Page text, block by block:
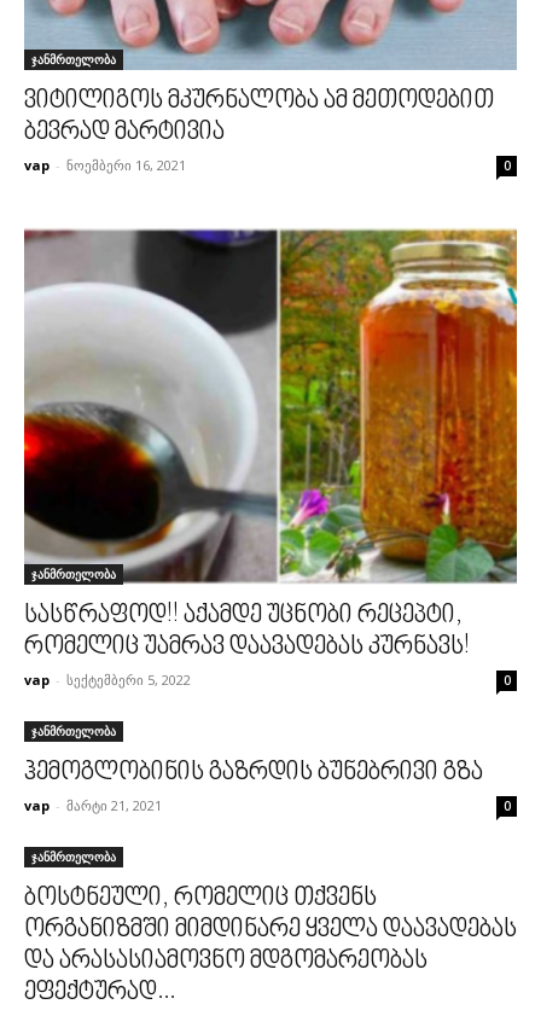
ჯანმრთელობა
ვიტილიგოს მკურნალობა ამ მეთოდებით
ბევრად მარტივია
vap - ნოემბერი 16, 2021 0
ჯანმრთელობა
სასწრაფოდ!! აქამდე უცნობი რეცეპტი,
რომელიც უამრავ დაავადებას კურნავს!
vap - სექტემბერი 5, 2022 0
ჯანმრთელობა
ჰემოგლობინის გაზრდის ბუნებრივი გზა
vap - მარტი 21, 2021 0
ჯანმრთელობა
ბოსტნეული, რომელიც თქვენს
ორგანიზმში მიმდინარე ყველა დაავადებას
და არასასიამოვნო მდგომარეობას
ეფექტურად...